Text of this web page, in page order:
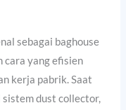
sebagai baghouse
cara yang efisien
kerja pabrik. Saat
sistem dust collector,